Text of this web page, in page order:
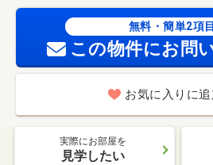
無料・簡単2項
この物件にお問
お気に入りに
実際にお部屋を
見学したい